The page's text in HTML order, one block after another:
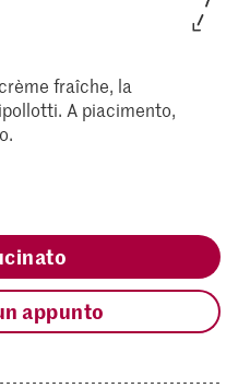
fraîche, la
A piacimento,
appunto